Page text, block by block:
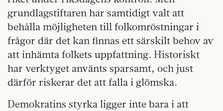
grundlagstiftaren har samtidigt valt att
behålla möjligheten till folkomröstningar i
frågor där det kan finnas ett särskilt behov av
att inhämta folkets uppfattning. Historiskt
har verktyget använts sparsamt, och just
därför riskerar det att falla i glömska.
Demokratins styrka ligger inte bara i att